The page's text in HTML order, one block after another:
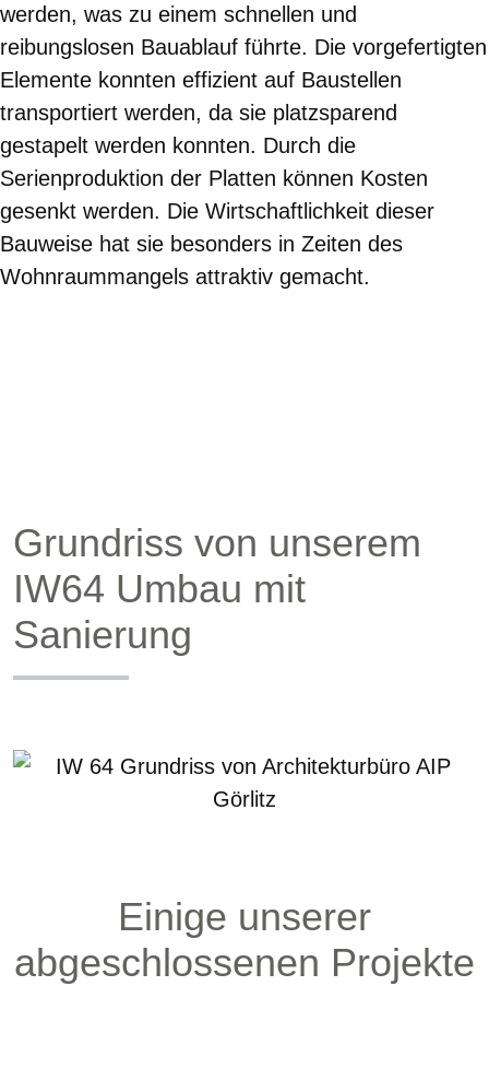
werden, was zu einem schnellen und
reibungslosen Bauablauf führte. Die vorgefertigten
Elemente konnten effizient auf Baustellen
transportiert werden, da sie platzsparend
gestapelt werden konnten. Durch die
Serienproduktion der Platten können Kosten
gesenkt werden. Die Wirtschaftlichkeit dieser
Bauweise hat sie besonders in Zeiten des
Wohnraummangels attraktiv gemacht.
Grundriss von unserem
IW64 Umbau mit
Sanierung
Einige unserer
abgeschlossenen Projekte